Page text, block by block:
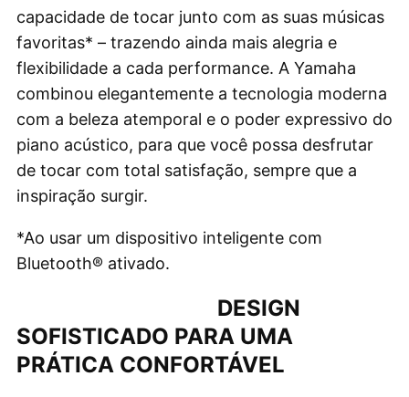
capacidade de tocar junto com as suas músicas
favoritas* – trazendo ainda mais alegria e
flexibilidade a cada performance. A Yamaha
combinou elegantemente a tecnologia moderna
com a beleza atemporal e o poder expressivo do
piano acústico, para que você possa desfrutar
de tocar com total satisfação, sempre que a
inspiração surgir.
*Ao usar um dispositivo inteligente com
Bluetooth® ativado.
DESIGN
SOFISTICADO PARA UMA
PRÁTICA CONFORTÁVEL